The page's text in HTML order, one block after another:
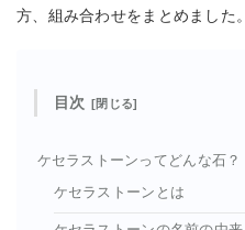
方、組み合わせをまとめました。
目次
ケセラストーンってどんな石？
ケセラストーンとは